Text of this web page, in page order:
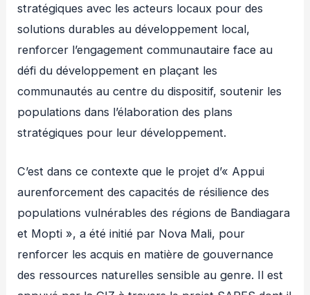
stratégiques avec les acteurs locaux pour des
solutions durables au développement local,
renforcer l’engagement communautaire face au
défi du développement en plaçant les
communautés au centre du dispositif, soutenir les
populations dans l’élaboration des plans
stratégiques pour leur développement.
C’est dans ce contexte que le projet d’« Appui
aurenforcement des capacités de résilience des
populations vulnérables des régions de Bandiagara
et Mopti », a été initié par Nova Mali, pour
renforcer les acquis en matière de gouvernance
des ressources naturelles sensible au genre. Il est